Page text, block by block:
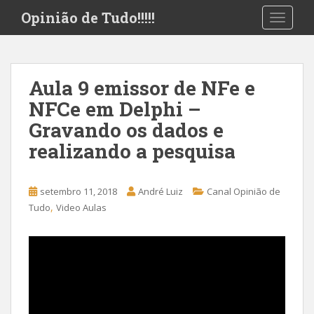
i
Opinião de Tudo!!!!!
Aula 9 emissor de NFe e
NFCe em Delphi –
Gravando os dados e
realizando a pesquisa
setembro 11, 2018 André Luiz
Canal Opinião de
Tudo, Video Aulas